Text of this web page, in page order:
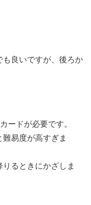
も良いですが、後ろか
ードが必要です。
難易度が高すぎま
るときにかざしま